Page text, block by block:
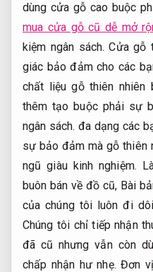
dùng cửa gỗ cao buộc
mua cửa gỗ cũ dễ mở
kiệm ngân sách. Cửa gỗ
giác bảo đảm cho các
chất liệu gỗ thiên nhiên
thêm tạo buộc phải sự
ngân sách. đa dạng các
sự bảo đảm mà gỗ thiên
ngũ giàu kinh nghiệm.
buôn bán về đồ cũ, Bài
của chúng tôi luôn đi
Chúng tôi chỉ tiếp nhận
đã cũ nhưng vẫn còn
chấp nhận hư nhẹ.Đơn